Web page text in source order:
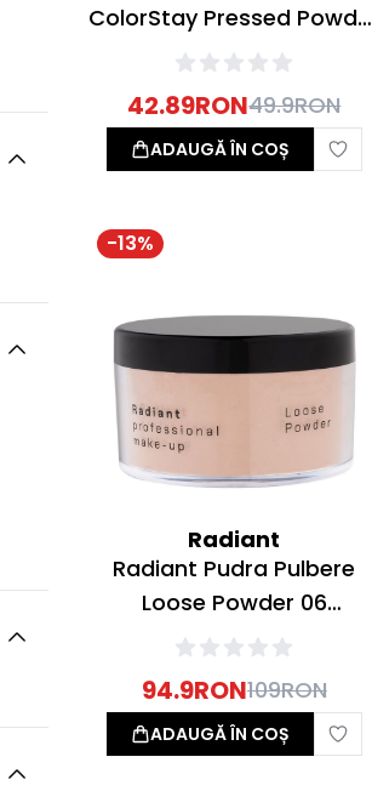
ColorStay Pressed Powder
840 Medium 8.4g
42.89RON49.9RON
ADAUGĂ ÎN COȘ
-13%
Radiant
Radiant Pudra Pulbere
Loose Powder 06
Transparent Natural Tan
94.9RON109RON
ADAUGĂ ÎN COȘ